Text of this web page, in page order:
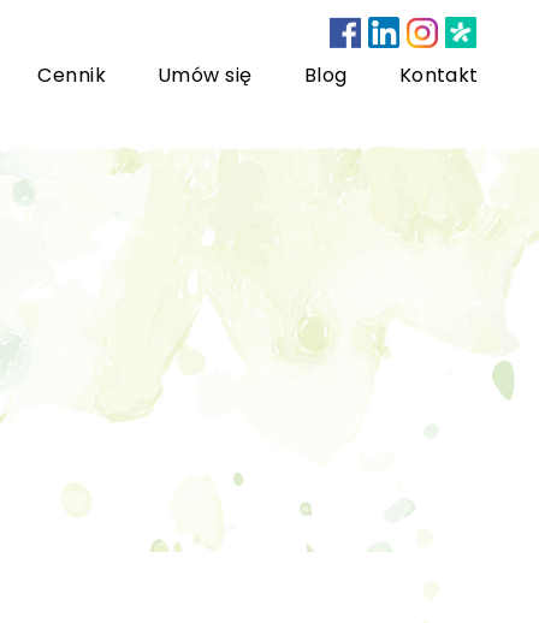
Cennik Umów się Blog Kontakt
bariatryczne
dzieci i młodzieży
rodzinna
Trening Umiejętności Społecznych dla dzieci i